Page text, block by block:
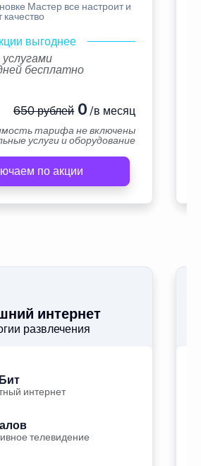
Мастер все настроит и
качество
выгоднее
бесплатно
650 рублей0 /в месяц
тарифа не включены
услуги и оборудование
по акции
интернет
развлечения
интернет
телевидение